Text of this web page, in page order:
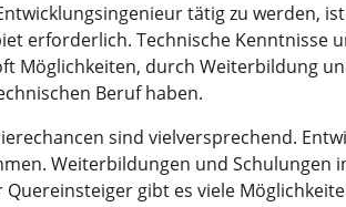
tätig zu werden,
erforderlich. Technische Kenntnisse
Möglichkeiten, durch Weiterbildung
Beruf haben.
sind vielversprechend.
Weiterbildungen und Schulungen
Quereinsteiger gibt es viele